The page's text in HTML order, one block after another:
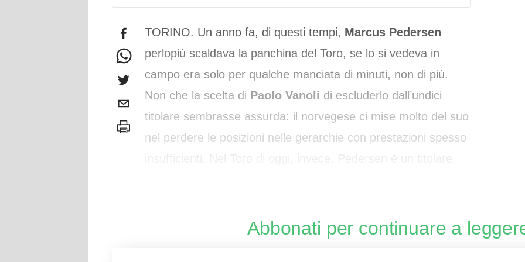
TORINO. Un anno fa, di questi tempi, Marcus Pedersen
perlopiù scaldava la panchina del Toro, se lo si vedeva in
campo era solo per qualche manciata di minuti, non di più.
Non che la scelta di Paolo Vanoli di escluderlo dall’undici
titolare sembrasse assurda: il norvegese ci mise molto del suo
nel perdere le posizioni nelle gerarchie con prestazioni spesso
Abbonati per continuare a